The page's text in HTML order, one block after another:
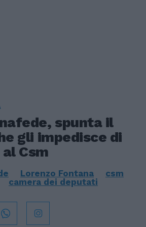
spunta il
gli impedisce di
Csm
Lorenzo Fontana
csm
camera dei deputati